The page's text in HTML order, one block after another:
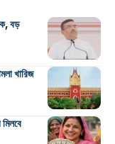
বড়
খারিজ